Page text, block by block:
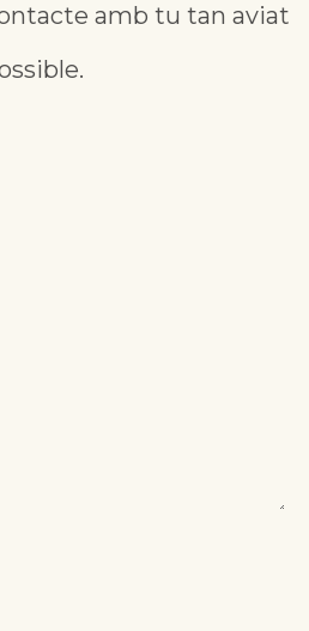
amb tu tan aviat